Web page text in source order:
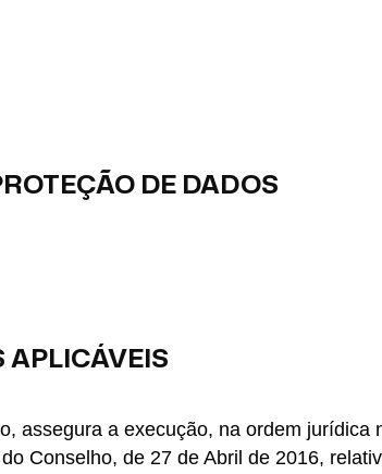
DE DADOS
APLICÁVEIS
assegura a execução, na ordem jurídica
Conselho, de 27 de Abril de 2016,